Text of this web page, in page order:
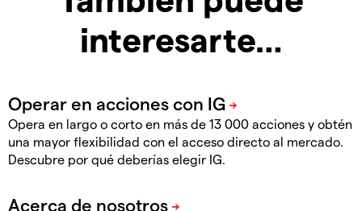
interesarte…
Opera en largo o corto en más de 13 000 acciones y obtén
una mayor flexibilidad con el acceso directo al mercado.
Descubre por qué deberías elegir IG.